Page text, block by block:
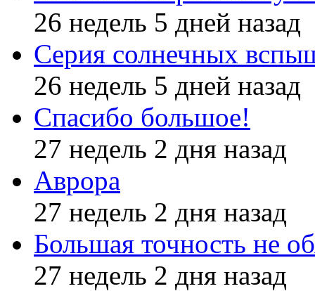
26 недель 5 дней назад
Серия солнечных
26 недель 5 дней назад
Спасибо большое!
27 недель 2 дня назад
Аврора
27 недель 2 дня назад
Большая точность не
27 недель 2 дня назад